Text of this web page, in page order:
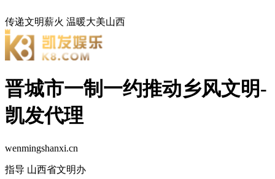
传递文明薪火 温暖大美山西
晋城市一制一约推动乡风文明-
凯发代理
wenmingshanxi.cn
指导 山西省文明办